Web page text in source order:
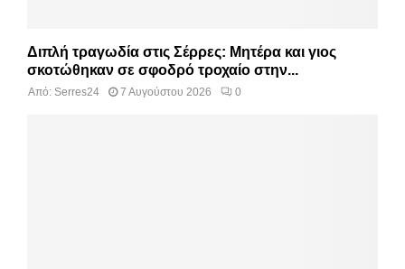
Διπλή τραγωδία στις Σέρρες: Μητέρα και γιος
σκοτώθηκαν σε σφοδρό τροχαίο στην...
Από: Serres24 7 Αυγούστου 2026 0